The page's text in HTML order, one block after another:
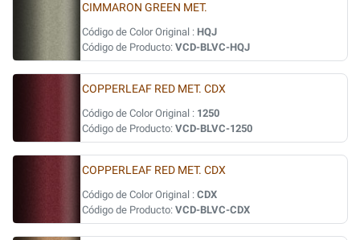
CIMMARON GREEN MET.
Código de Color Original : HQJ
Código de Producto: VCD-BLVC-HQJ
COPPERLEAF RED MET. CDX
Código de Color Original : 1250
Código de Producto: VCD-BLVC-1250
COPPERLEAF RED MET. CDX
Código de Color Original : CDX
Código de Producto: VCD-BLVC-CDX